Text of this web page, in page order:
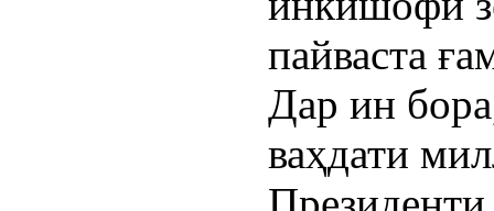
пайваста
Дар ин
ваҳдати